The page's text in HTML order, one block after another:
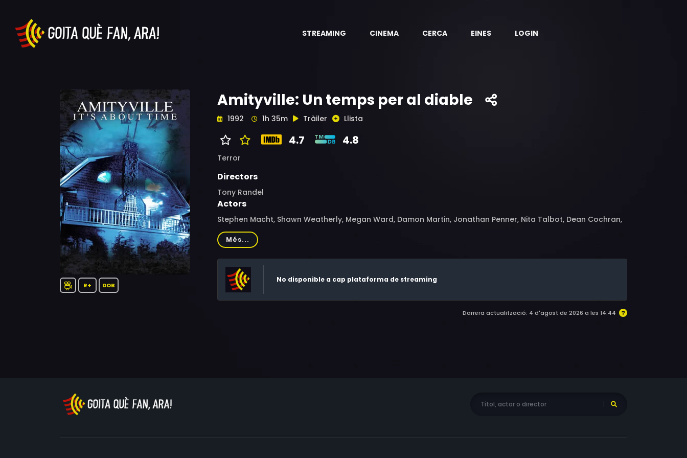
STREAMING CINEMA CERCA EINES LOGIN
R+ DOB
Amityville: Un temps per al diable
1992 1h 35m Tràiler Llista
4.7 4.8
Terror
Directors
Tony Randel
Actors
Stephen Macht, Shawn Weatherly, Megan Ward, Damon Martin, Jonathan Penner, Nita Talbot, Dean Cochran,
Kevin Bourland, Margarita Franco, Willie C. Carpenter, Dick Miller, Terrie Snell, William Jackson , Alan Berman,
Dylan Milo
Més...
No disponible a cap plataforma de streaming
Darrera actualització: 4 d'agost de 2026 a les 14:44